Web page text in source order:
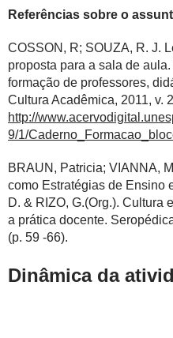
Referências sobre o
COSSON, R; SOUZA, R. J.
proposta para a sala de
formação de professores,
Cultura Acadêmica, 2011, v.
http://
9/1/
BRAUN, Patricia; VIANNA,
como Estratégias de Ensino
D. & RIZO, G.(Org.). Cultura
a prática docente.
(p. 59 -66).
Dinâmica da